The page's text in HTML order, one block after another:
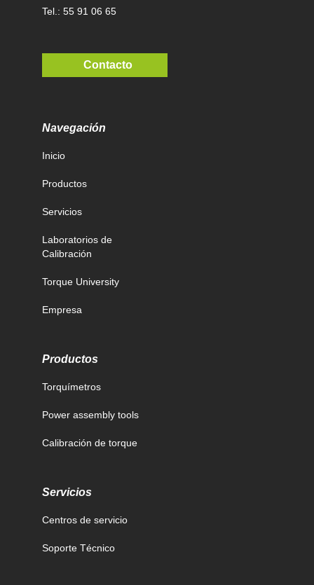
Tel.: 55 91 06 65
Contacto
Navegación
Inicio
Productos
Servicios
Laboratorios de
Calibración
Torque University
Empresa
Productos
Torquímetros
Power assembly tools
Calibración de torque
Servicios
Centros de servicio
Soporte Técnico